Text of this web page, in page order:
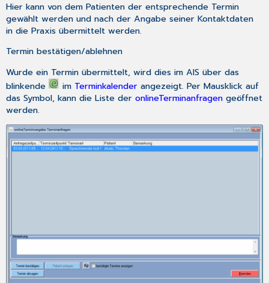
Hier kann von dem Patienten der entsprechende Termin
gewählt werden und nach der Angabe seiner Kontaktdaten
in die Praxis übermittelt werden.
Termin bestätigen/ablehnen
Wurde ein Termin übermittelt, wird dies im AIS über das
blinkende
im Terminkalender angezeigt. Per Mausklick auf
das Symbol, kann die Liste deronlineTerminanfragen geöffnet
werden.